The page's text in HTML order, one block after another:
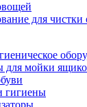
для чистки
мойки
гигиены